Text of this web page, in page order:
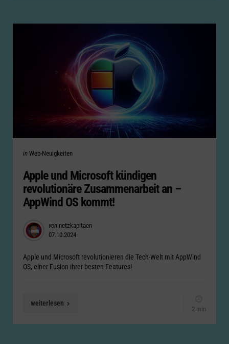
Categories
Posted
in Web-Neuigkeiten
Apple und Microsoft kündigen
revolutionäre Zusammenarbeit an –
AppWind OS kommt!
Posted
by
von netzkapitaen
07.10.2024
Apple und Microsoft revolutionieren die Tech-Welt mit AppWind
OS, einer Fusion ihrer besten Features!
weiterlesen
2 min